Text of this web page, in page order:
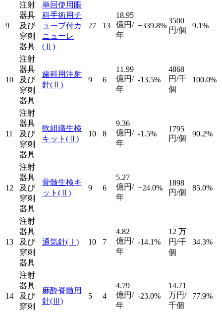
9
注射
器具
及び
穿刺
器具
単回使用眼
科手術用チ
ューブ付カ
ニューレ
(Ⅱ)
27 13
18.95
億円/
年
+339.8%
3500
円/個
9.1%
10
注射
器具
及び
穿刺
器具
歯科用注射
針(Ⅱ)
9 6
11.99
億円/
年
-13.5%
4868
円/千
個
100.0%
11
注射
器具
及び
穿刺
器具
軟組織生検
キット (Ⅱ)
10 8
9.36
億円/
年
-1.5%
1795
円/個
90.2%
12
注射
器具
及び
穿刺
器具
骨髄生検キ
ット (Ⅱ)
9 6
5.27
億円/
年
+24.0%
1898
円/個
85.0%
13
注射
器具
及び
穿刺
器具
通気針(Ⅰ) 10 7
4.82
億円/
年
-14.1%
12 万
円/千
個
34.3%
14
注射
器具
及び
穿刺
麻酔脊髄用
針(Ⅲ)
5 4
4.79
億円/
年
-23.0%
14.71
万円/
千個
77.9%